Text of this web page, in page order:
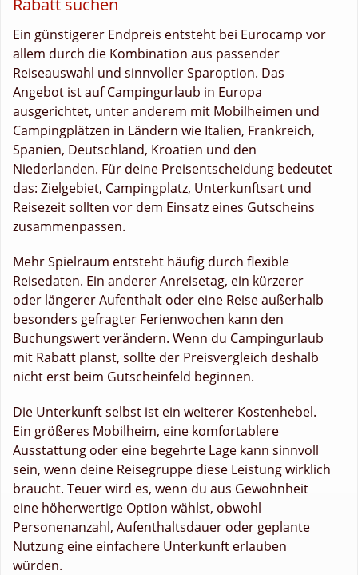
Ein günstigerer Endpreis entsteht bei Eurocamp vor
allem durch die Kombination aus passender
Reiseauswahl und sinnvoller Sparoption. Das
Angebot ist auf Campingurlaub in Europa
ausgerichtet, unter anderem mit Mobilheimen und
Campingplätzen in Ländern wie Italien, Frankreich,
Spanien, Deutschland, Kroatien und den
Niederlanden. Für deine Preisentscheidung bedeutet
das: Zielgebiet, Campingplatz, Unterkunftsart und
Reisezeit sollten vor dem Einsatz eines Gutscheins
zusammenpassen.
Mehr Spielraum entsteht häufig durch flexible
Reisedaten. Ein anderer Anreisetag, ein kürzerer
oder längerer Aufenthalt oder eine Reise außerhalb
besonders gefragter Ferienwochen kann den
Buchungswert verändern. Wenn du Campingurlaub
mit Rabatt planst, sollte der Preisvergleich deshalb
nicht erst beim Gutscheinfeld beginnen.
Die Unterkunft selbst ist ein weiterer Kostenhebel.
Ein größeres Mobilheim, eine komfortablere
Ausstattung oder eine begehrte Lage kann sinnvoll
sein, wenn deine Reisegruppe diese Leistung wirklich
braucht. Teuer wird es, wenn du aus Gewohnheit
eine höherwertige Option wählst, obwohl
Personenanzahl, Aufenthaltsdauer oder geplante
Nutzung eine einfachere Unterkunft erlauben
würden.